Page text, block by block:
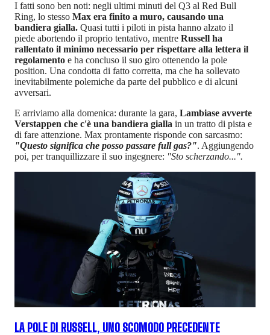
I fatti sono ben noti: negli ultimi minuti del Q3 al Red Bull
Ring, lo stesso Max era finito a muro, causando una
bandiera gialla. Quasi tutti i piloti in pista hanno alzato il
piede abortendo il proprio tentativo, mentre Russell ha
rallentato il minimo necessario per rispettare alla lettera il
regolamento e ha concluso il suo giro ottenendo la pole
position. Una condotta di fatto corretta, ma che ha sollevato
inevitabilmente polemiche da parte del pubblico e di alcuni
avversari.
E arriviamo alla domenica: durante la gara, Lambiase avverte
Verstappen che c'è una bandiera gialla in un tratto di pista e
di fare attenzione. Max prontamente risponde con sarcasmo:
"Questo significa che posso passare full gas?". Aggiungendo
poi, per tranquillizzare il suo ingegnere: "Sto scherzando...".
LA POLE DI RUSSELL, UNO SCOMODO PRECEDENTE